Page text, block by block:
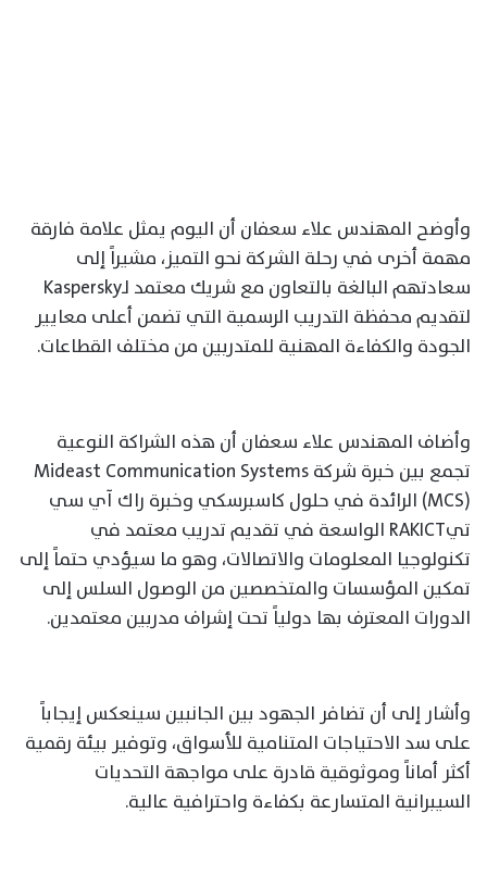
وأوضح المهندس علاء سعفان أن اليوم يمثل علامة فارقة
مهمة أخرى في رحلة الشركة نحو التميز، مشيراً إلى
سعادتهم البالغة بالتعاون مع شريك معتمد لـKaspersky
لتقديم محفظة التدريب الرسمية التي تضمن أعلى معايير
الجودة والكفاءة المهنية للمتدربين من مختلف القطاعات.
وأضاف المهندس علاء سعفان أن هذه الشراكة النوعية
تجمع بين خبرة شركة Mideast Communication Systems
(MCS) الرائدة في حلول كاسبرسكي وخبرة راك آي سي
تيRAKICT الواسعة في تقديم تدريب معتمد في
تكنولوجيا المعلومات والاتصالات، وهو ما سيؤدي حتماً إلى
تمكين المؤسسات والمتخصصين من الوصول السلس إلى
الدورات المعترف بها دولياً تحت إشراف مدربين معتمدين.
وأشار إلى أن تضافر الجهود بين الجانبين سينعكس إيجاباً
على سد الاحتياجات المتنامية للأسواق، وتوفير بيئة رقمية
أكثر أماناً وموثوقية قادرة على مواجهة التحديات
السيبرانية المتسارعة بكفاءة واحترافية عالية.